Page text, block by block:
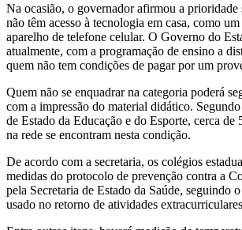
Na ocasião, o governador afirmou a prioridade
não têm acesso à tecnologia em casa, como
aparelho de telefone celular. O Governo do
atualmente, com a programação de ensino a
quem não tem condições de pagar por um
Quem não se enquadrar na categoria poderá
com a impressão do material didático.
de Estado da Educação e do Esporte, cerca de
na rede se encontram nesta condição.
De acordo com a secretaria, os colégios
medidas do protocolo de prevenção contra a
pela Secretaria de Estado da Saúde, seguindo
usado no retorno de atividades